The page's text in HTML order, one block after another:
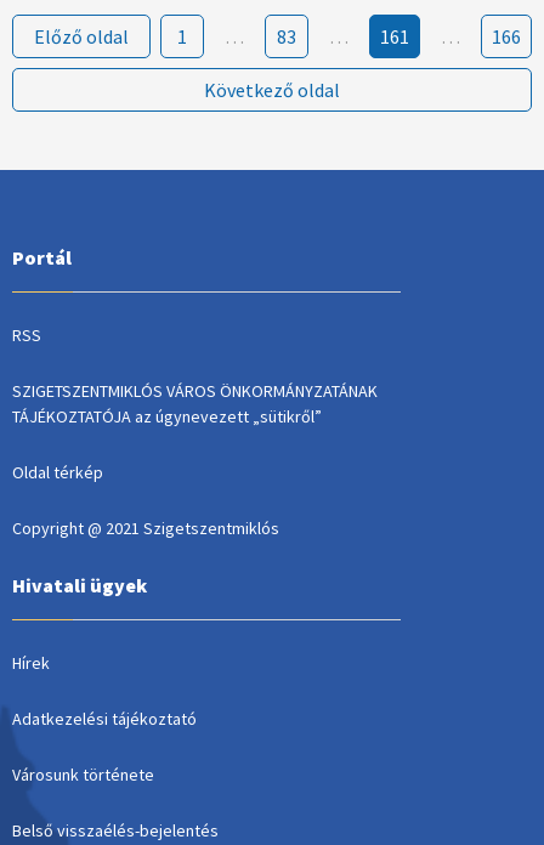
Előző oldal 1 … 83 … 161 … 166
Következő oldal
Portál
RSS
SZIGETSZENTMIKLÓS VÁROS ÖNKORMÁNYZATÁNAK
TÁJÉKOZTATÓJA az úgynevezett „sütikről”
Oldal térkép
Copyright @ 2021 Szigetszentmiklós
Hivatali ügyek
Hírek
Adatkezelési tájékoztató
Városunk története
Belső visszaélés-bejelentés